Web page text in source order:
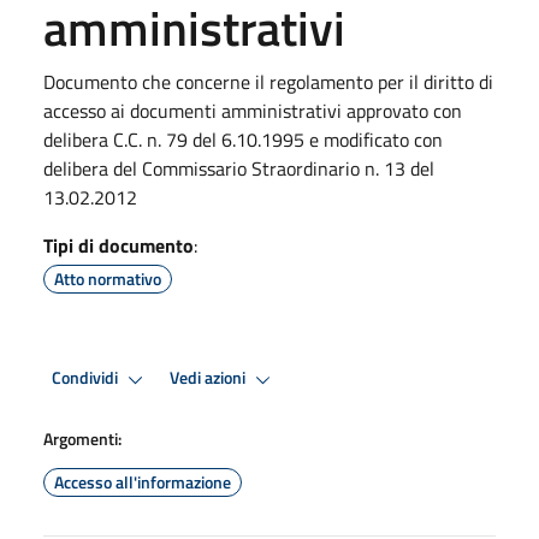
amministrativi
Documento che concerne il regolamento per il diritto di
accesso ai documenti amministrativi approvato con
delibera C.C. n. 79 del 6.10.1995 e modificato con
delibera del Commissario Straordinario n. 13 del
13.02.2012
Tipi di documento:
Atto normativo
Condividi Vedi azioni
Argomenti:
Accesso all'informazione